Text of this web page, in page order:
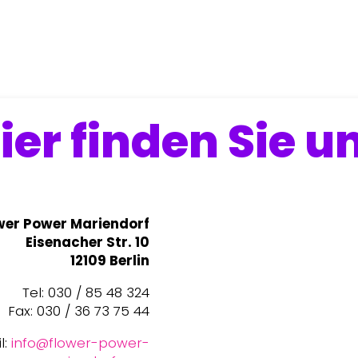
finden Sie
Power Mariendorf
Eisenacher Str. 10
12109 Berlin
Tel: 030 / 85 48 324
Fax: 030 / 36 73 75 44
info@flower-power-